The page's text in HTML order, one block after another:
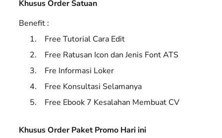
Khusus Order Satuan
Benefit :
Free Tutorial Cara Edit
Free Ratusan Icon dan Jenis Font ATS
Fre Informasi Loker
Free Konsultasi Selamanya
Free Ebook 7 Kesalahan Membuat CV
Khusus Order Paket Promo Hari ini